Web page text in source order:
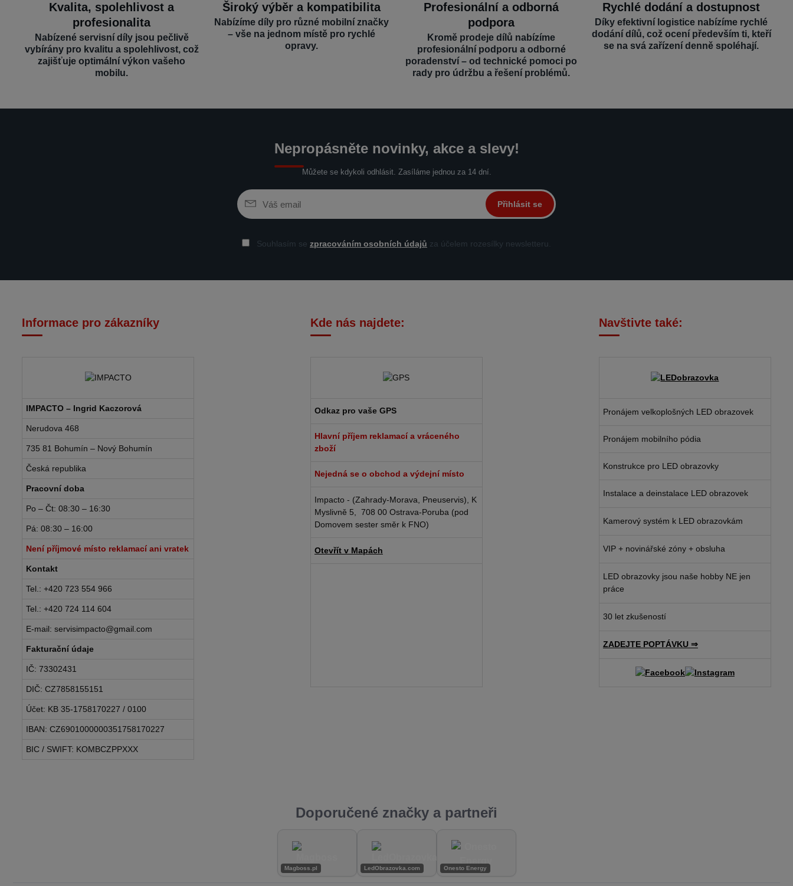
Kvalita, spolehlivost a
profesionalita
Nabízené servisní díly jsou pečlivě
vybírány pro kvalitu a spolehlivost, což
zajišťuje optimální výkon vašeho
mobilu.
Široký výběr a kompatibilita
Nabízíme díly pro různé mobilní značky
– vše na jednom místě pro rychlé
opravy.
Profesionální a odborná
podpora
Kromě prodeje dílů nabízíme
profesionální podporu a odborné
poradenství – od technické pomoci po
rady pro údržbu a řešení problémů.
Rychlé dodání a dostupnost
Díky efektivní logistice nabízíme rychlé
dodání dílů, což ocení především ti, kteří
se na svá zařízení denně spoléhají.
Nepropásněte novinky, akce a slevy!
Můžete se kdykoli odhlásit. Zasíláme jednou za 14 dní.
Přihlásit se
Souhlasím se zpracováním osobních údajů za účelem rozesílky newsletteru.
Informace pro zákazníky
IMPACTO – Ingrid Kaczorová
Nerudova 468
735 81 Bohumín – Nový Bohumín
Česká republika
Pracovní doba
Po – Čt: 08:30 – 16:30
Pá: 08:30 – 16:00
Není příjmové místo reklamací ani vratek
Kontakt
Tel.: +420 723 554 966
Tel.: +420 724 114 604
E-mail: servisimpacto@gmail.com
Fakturační údaje
IČ: 73302431
DIČ: CZ7858155151
Účet: KB 35-1758170227 / 0100
IBAN: CZ6901000000351758170227
BIC / SWIFT: KOMBCZPPXXX
Kde nás najdete:
Odkaz pro vaše GPS
Hlavní příjem reklamací a vráceného
zboží
Nejedná se o obchod a výdejní místo
Impacto - (Zahrady-Morava, Pneuservis), K
Myslivně 5, 708 00 Ostrava-Poruba (pod
Domovem sester směr k FNO)
Otevřít v Mapách
Navštivte také:
Pronájem velkoplošných LED obrazovek
Pronájem mobilního pódia
Konstrukce pro LED obrazovky
Instalace a deinstalace LED obrazovek
Kamerový systém k LED obrazovkám
VIP + novinářské zóny + obsluha
LED obrazovky jsou naše hobby NE jen
práce
30 let zkušeností
ZADEJTE POPTÁVKU ⇒
Doporučené značky a partneři
Magboss.pl LedObrazovka.com Onesto Energy